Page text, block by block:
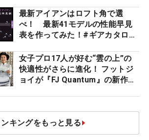
最新アイアンはロフト角で選
べ！ 最新41モデルの性能早見
表を作ってみた！#ギアカタログ
女子プロ17人が好む“雲の上”の
快適性がさらに進化！ フットジ
ョイが『FJ Quantum』の新作を
キングをもっと見る